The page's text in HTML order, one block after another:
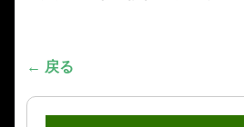
← 戻る